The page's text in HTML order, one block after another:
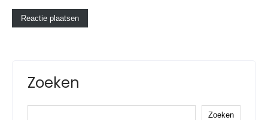
Zoeken
Zoeken